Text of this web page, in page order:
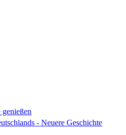
- Neuere Geschichte